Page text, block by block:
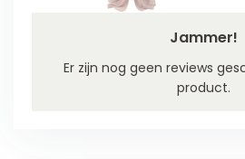
Jammer!
Er zijn nog geen reviews
product.